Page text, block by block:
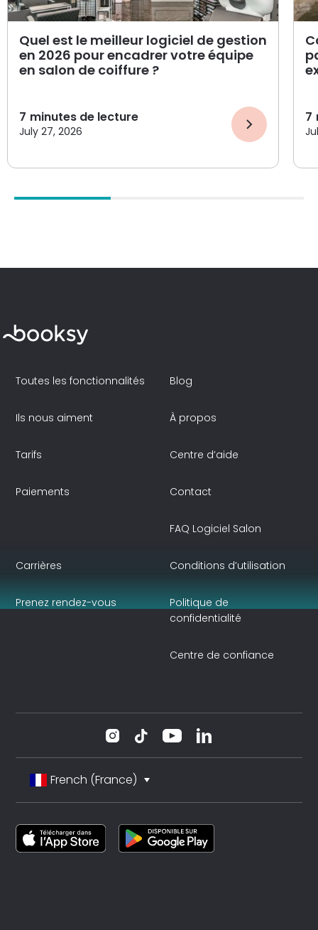
Quel est le meilleur logiciel de gestion
en 2026 pour encadrer votre équipe
en salon de coiffure ?
7 minutes de lecture
July 27, 2026
7
Toutes les fonctionnalités
Ils nous aiment
Tarifs
Paiements
Blog
À propos
Centre d’aide
Contact
FAQ Logiciel Salon
Carrières
Prenez rendez-vous
Conditions d’utilisation
Politique de
confidentialité
Centre de confiance
French (France)